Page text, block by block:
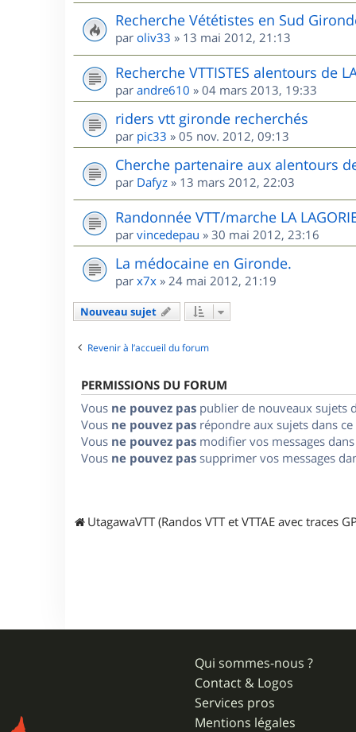
Recherche Vététistes en Sud
par oliv33 » 13 mai 2012, 21:13
Recherche VTTISTES alentours de
par andre610 » 04 mars 2013, 19:33
riders vtt gironde recherchés
par pic33 » 05 nov. 2012, 09:13
Cherche partenaire aux alentours
par Dafyz » 13 mars 2012, 22:03
Randonnée VTT/marche LA
par vincedepau » 30 mai 2012, 23:16
La médocaine en Gironde.
par x7x » 24 mai 2012, 21:19
Nouveau sujet
Revenir à l’accueil du forum
PERMISSIONS DU FORUM
Vous ne pouvez pas publier de nouveaux sujets
Vous ne pouvez pas répondre aux sujets dans
Vous ne pouvez pas modifier vos messages
Vous ne pouvez pas supprimer vos messages
UtagawaVTT (Randos VTT et VTTAE avec traces
Qui sommes-nous ?
Contact & Logos
Services pros
Mentions légales